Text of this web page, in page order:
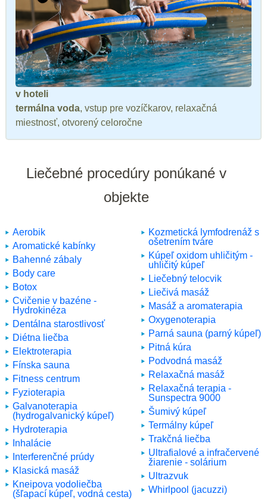
v hoteli
termálna voda, vstup pre vozíčkarov, relaxačná
miestnosť, otvorený celoročne
Liečebné procedúry ponúkané v
objekte
Aerobik
Aromatické kabínky
Bahenné zábaly
Body care
Botox
Cvičenie v bazéne -
Hydrokinéza
Dentálna starostlivosť
Diétna liečba
Elektroterapia
Fínska sauna
Fitness centrum
Fyzioterapia
Galvanoterapia
(hydrogalvanický kúpeľ)
Hydroterapia
Inhalácie
Interferenčné prúdy
Klasická masáž
Kneipova vodoliečba
(šľapací kúpeľ, vodná cesta)
Kozmetická lymfodrenáž s
ošetrením tváre
Kúpeľ oxidom uhličitým -
uhličitý kúpeľ
Liečebný telocvik
Liečivá masáž
Masáž a aromaterapia
Oxygenoterapia
Parná sauna (parný kúpeľ)
Pitná kúra
Podvodná masáž
Relaxačná masáž
Relaxačná terapia -
Sunspectra 9000
Šumivý kúpeľ
Termálny kúpeľ
Trakčná liečba
Ultrafialové a infračervené
žiarenie - solárium
Ultrazvuk
Whirlpool (jacuzzi)